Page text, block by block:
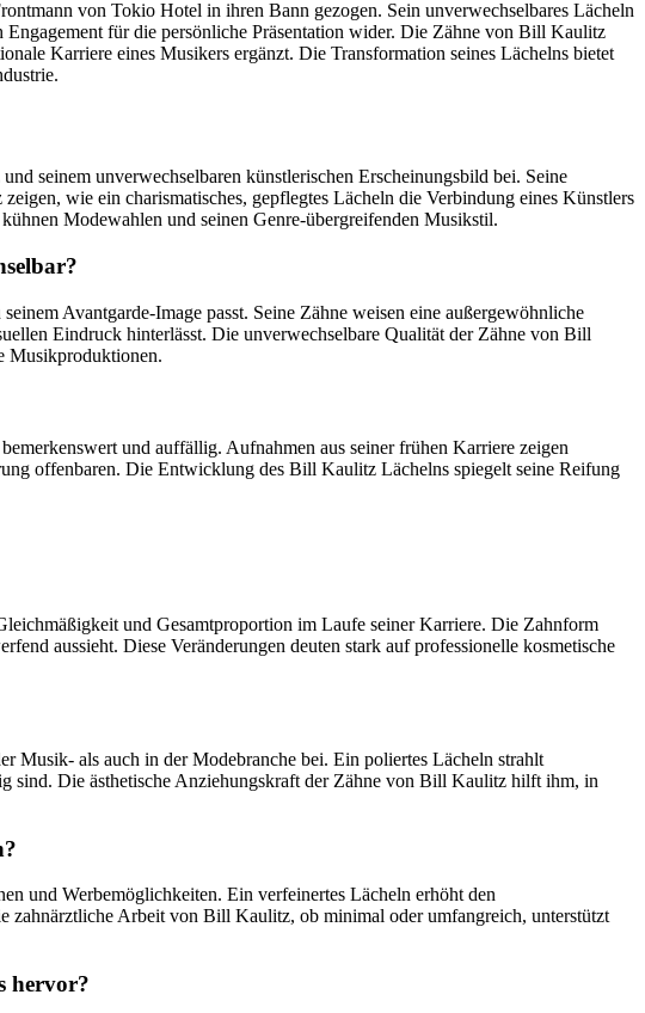
von Tokio Hotel in ihren Bann gezogen. Sein unverwechselbares Lächeln
für die persönliche Präsentation wider. Die Zähne von Bill Kaulitz
Karriere eines Musikers ergänzt. Die Transformation seines Lächelns bietet
seinem unverwechselbaren künstlerischen Erscheinungsbild bei. Seine
wie ein charismatisches, gepflegtes Lächeln die Verbindung eines Künstlers
Modewahlen und seinen Genre-übergreifenden Musikstil.
Avantgarde-Image passt. Seine Zähne weisen eine außergewöhnliche
Eindruck hinterlässt. Die unverwechselbare Qualität der Zähne von Bill
Musikproduktionen.
und auffällig. Aufnahmen aus seiner frühen Karriere zeigen
offenbaren. Die Entwicklung des Bill Kaulitz Lächelns spiegelt seine Reifung
und Gesamtproportion im Laufe seiner Karriere. Die Zahnform
aussieht. Diese Veränderungen deuten stark auf professionelle kosmetische
Musik- als auch in der Modebranche bei. Ein poliertes Lächeln strahlt
sind. Die ästhetische Anziehungskraft der Zähne von Bill Kaulitz hilft ihm, in
und Werbemöglichkeiten. Ein verfeinertes Lächeln erhöht den
Arbeit von Bill Kaulitz, ob minimal oder umfangreich, unterstützt
hervor?